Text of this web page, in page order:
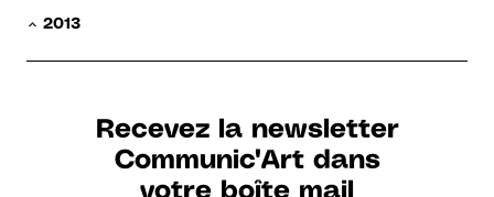
2013
Recevez la newsletter
Communic'Art dans
votre boîte mail